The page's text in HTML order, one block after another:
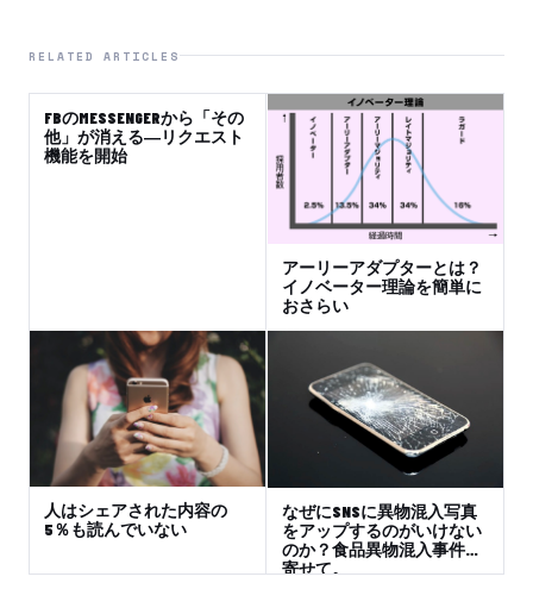
RELATED ARTICLES
FBのMESSENGERから「その
他」が消える―リクエスト
機能を開始
アーリーアダプターとは？
イノベーター理論を簡単に
おさらい
人はシェアされた内容の
5％も読んでいない
なぜにSNSに異物混入写真
をアップするのがいけない
のか？食品異物混入事件に
寄せて。